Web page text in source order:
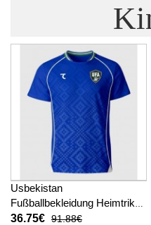
Usbekistan
Fußballbekleidung Heimtrikot
Kinder WM 2026 Kurzarm (+
36.75€ 91.88€